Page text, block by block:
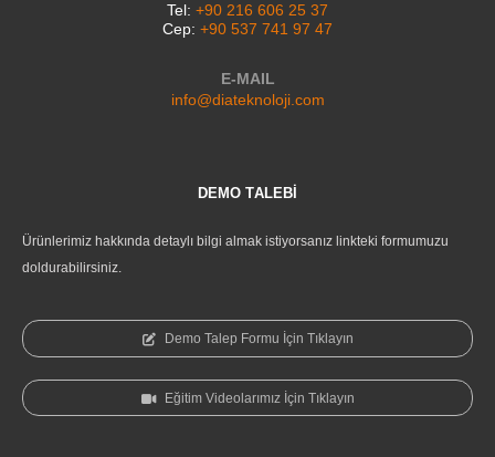
Tel: +90 216 606 25 37
Cep: +90 537 741 97 47
E-MAIL
info@diateknoloji.com
DEMO TALEBİ
Ürünlerimiz hakkında detaylı bilgi almak istiyorsanız linkteki formumuzu
doldurabilirsiniz.
Demo Talep Formu İçin Tıklayın
Eğitim Videolarımız İçin Tıklayın